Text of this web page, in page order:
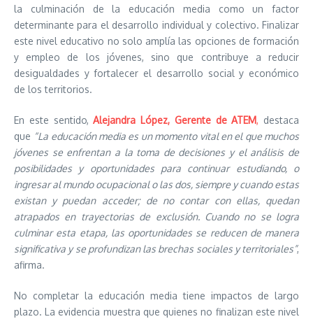
la culminación de la educación media como un factor
determinante para el desarrollo individual y colectivo. Finalizar
este nivel educativo no solo amplía las opciones de formación
y empleo de los jóvenes, sino que contribuye a reducir
desigualdades y fortalecer el desarrollo social y económico
de los territorios.
En este sentido,Alejandra López, Gerente de ATEM, destaca
que “La educación media es un momento vital en el que muchos
jóvenes se enfrentan a la toma de decisiones y el análisis de
posibilidades y oportunidades para continuar estudiando, o
ingresar al mundo ocupacional o las dos, siempre y cuando estas
existan y puedan acceder; de no contar con ellas, quedan
atrapados en trayectorias de exclusión. Cuando no se logra
culminar esta etapa, las oportunidades se reducen de manera
significativa y se profundizan las brechas sociales y territoriales”,
afirma.
No completar la educación media tiene impactos de largo
plazo. La evidencia muestra que quienes no finalizan este nivel